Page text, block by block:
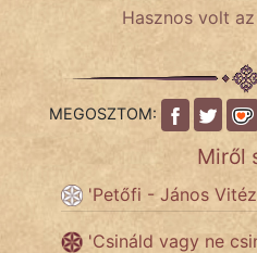
ÉLETMÓD
És
TÖRTÉNELEM
Hasznos volt
MEGOSZTOM:
Miről
'Petőfi - János
'Csináld vagy ne